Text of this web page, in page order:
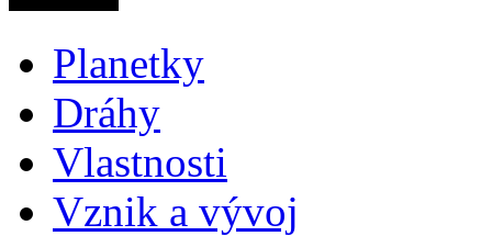
Planetky
Dráhy
Vlastnosti
Vznik a vývoj